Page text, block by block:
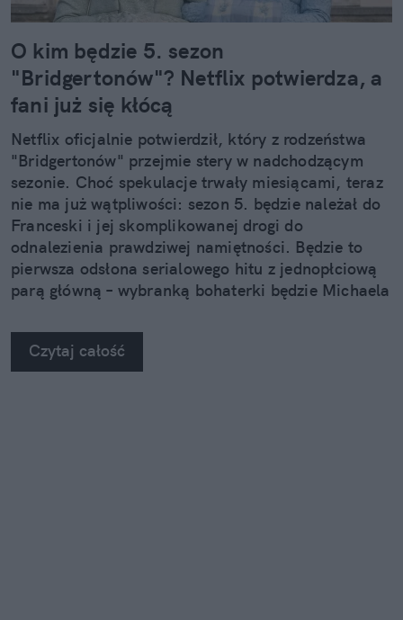
O kim będzie 5. sezon
"Bridgertonów"? Netflix potwierdza, a
fani już się kłócą
Netflix oficjalnie potwierdził, który z rodzeństwa
"Bridgertonów" przejmie stery w nadchodzącym
sezonie. Choć spekulacje trwały miesiącami, teraz
nie ma już wątpliwości: sezon 5. będzie należał do
Franceski i jej skomplikowanej drogi do
odnalezienia prawdziwej namiętności. Będzie to
pierwsza odsłona serialowego hitu z jednopłciową
parą główną – wybranką bohaterki będzie Michaela
Czytaj całość